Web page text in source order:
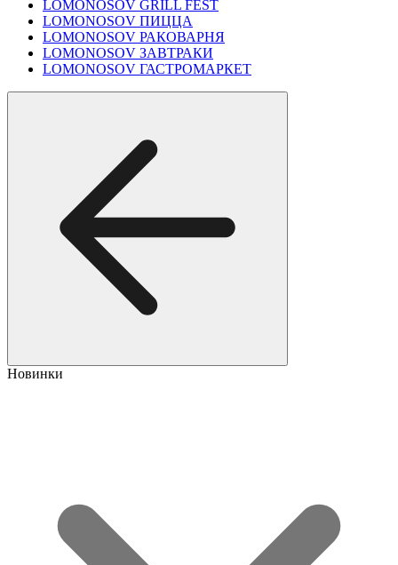
LOMONOSOV GRILL FEST
LOMONOSOV ПИЦЦА
LOMONOSOV РАКОВАРНЯ
LOMONOSOV ЗАВТРАКИ
LOMONOSOV ГАСТРОМАРКЕТ
Новинки